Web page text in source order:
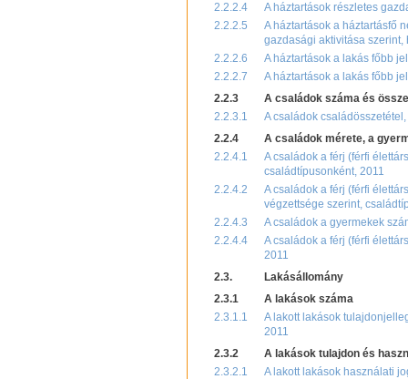
2.2.2.4
A háztartások részletes
2.2.2.5
A háztartások a háztartásfő
gazdasági aktivitása szerint,
2.2.2.6
A háztartások a lakás főbb
2.2.2.7
A háztartások a lakás főbb
2.2.3
A családok száma és
2.2.3.1
A családok
2.2.4
A családok mérete, a
2.2.4.1
A családok a férj (férfi
családtípusonként, 2011
2.2.4.2
A családok a férj (férfi
végzettsége szerint,
2.2.4.3
A családok a gyermekek
2.2.4.4
A családok a férj (férfi
2011
2.3.
Lakásállomány
2.3.1
A lakások száma
2.3.1.1
A lakott lakások
2011
2.3.2
A lakások tulajdon és
2.3.2.1
A lakott lakások használati